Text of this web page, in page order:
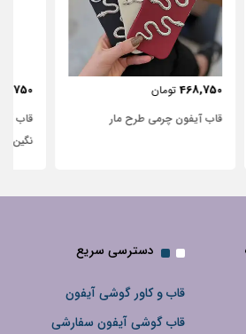
443,750
قاب آیفون شفاف با پاپیون سفید و
دسترسی سریع
قاب و کاور گوشی آیفون
قاب گوشی آیفون سفارشی